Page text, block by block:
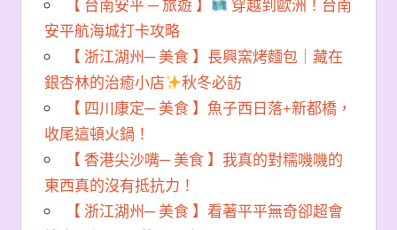
【 台南安平 ─ 旅遊 】
穿越到歐洲！台南
安平航海城打卡攻略
【 浙江湖州─ 美食 】長興窯烤麵包｜藏在
銀杏林的治癒小店
秋冬必訪
【 四川康定─ 美食 】魚子西日落+新都橋，
收尾這頓火鍋！
【 香港尖沙嘴─ 美食 】我真的對糯嘰嘰的
東西真的沒有抵抗力！
【 浙江湖州─ 美食 】看著平平無奇卻超會